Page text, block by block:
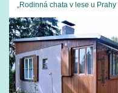
„Rodinná chata v lese u